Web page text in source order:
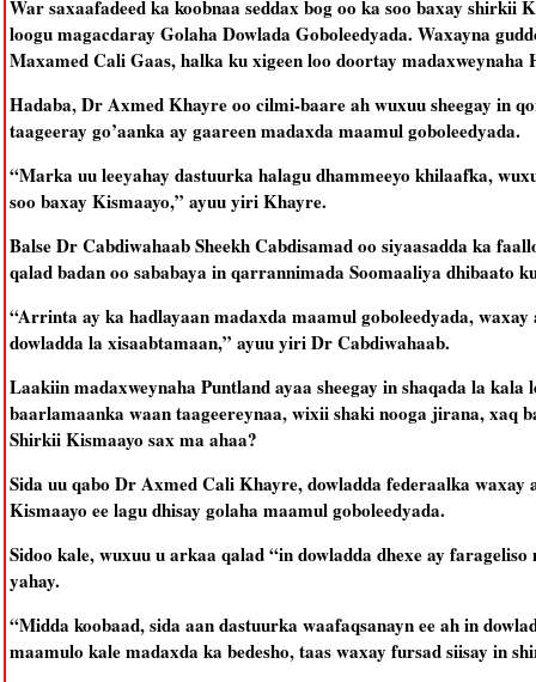
War saxaafadeed ka koobnaa seddax bog oo ka soo baxay shirkii
loogu magacdaray Golaha Dowlada Goboleedyada. Waxayna
Maxamed Cali Gaas, halka ku xigeen loo doortay
Hadaba, Dr Axmed Khayre oo cilmi-baare ah wuxuu sheegay in
taageeray go’aanka ay gaareen madaxda maamul goboleedyada.
“Marka uu leeyahay dastuurka halagu dhammeeyo khilaafka,
soo baxay Kismaayo,” ayuu yiri Khayre.
Balse Dr Cabdiwahaab Sheekh Cabdisamad oo siyaasadda ka
qalad badan oo sababaya in qarrannimada Soomaaliya dhibaato
“Arrinta ay ka hadlayaan madaxda maamul goboleedyada,
dowladda la xisaabtamaan,” ayuu yiri Dr Cabdiwahaab.
Laakiin madaxweynaha Puntland ayaa sheegay in shaqada la kala
baarlamaanka waan taageereynaa, wixii shaki nooga jirana, xaq
Shirkii Kismaayo sax ma ahaa?
Sida uu qabo Dr Axmed Cali Khayre, dowladda federaalka waxay
Kismaayo ee lagu dhisay golaha maamul goboleedyada.
Sidoo kale, wuxuu u arkaa qalad “in dowladda dhexe ay
yahay.
“Midda koobaad, sida aan dastuurka waafaqsanayn ee ah in
maamulo kale madaxda ka bedesho, taas waxay fursad siisay in